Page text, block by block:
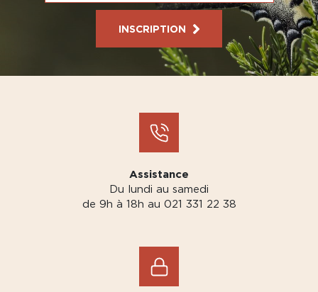
INSCRIPTION
Assistance
Du lundi au samedi
de 9h à 18h au 021 331 22 38